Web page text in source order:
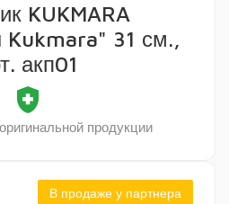
В продаже у партнера
KUKMARA
Kukmara" 31 см.,
акп01
health_and_safety
продукции